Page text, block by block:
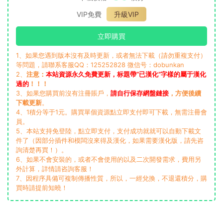
VIP免費
升級VIP
立即購買
1、如果您遇到版本沒有及時更新，或者無法下載（請勿重複支付）
等問題，請聯系客服QQ：125252828 微信号：dobunkan
2、 注意： 本站資源永久免費更新，标題帶“已漢化”字樣的屬于漢化
過的 ！！！
3、如果您購買前沒有注冊賬戶， 請自行保存網盤鏈接 ，方便後續
下載更新。
4、1積分等于1元。購買單個資源點立即支付即可下載，無需注冊會
員。
5、本站支持免登陸，點立即支付，支付成功就就可以自動下載文
件了（因部分插件和模闆沒來得及漢化，如果需要漢化版，請先咨
詢清楚再買！）。
6、如果不會安裝的，或者不會使用的以及二次開發需求，費用另
外計算，詳情請咨詢客服！
7、因程序具備可複制傳播性質，所以，一經兌換，不退還積分，購
買時請提前知曉！